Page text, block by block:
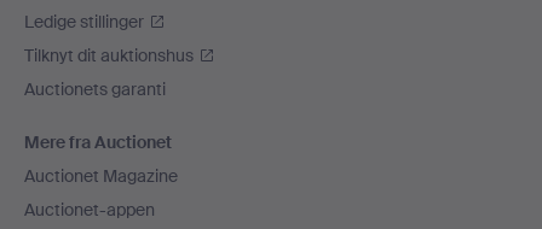
Ledige stillinger
Tilknyt dit auktionshus
Auctionets garanti
Mere fra Auctionet
Auctionet Magazine
Auctionet-appen